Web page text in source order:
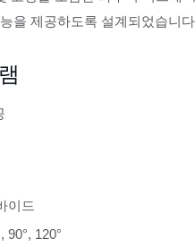
을 제공하도록 설계되었습니
이드
90°, 120°